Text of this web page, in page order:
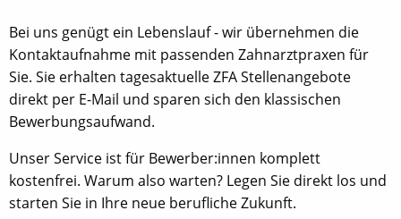
Bei uns genügt ein Lebenslauf - wir übernehmen die
Kontaktaufnahme mit passenden Zahnarztpraxen für
Sie. Sie erhalten tagesaktuelle ZFA Stellenangebote
direkt per E-Mail und sparen sich den klassischen
Bewerbungsaufwand.
Unser Service ist für Bewerber:innen komplett
kostenfrei. Warum also warten? Legen Sie direkt los und
starten Sie in Ihre neue berufliche Zukunft.